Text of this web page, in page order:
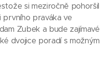
si meziročně pohoršil
prvního praváka ve
Zubek a bude zajímavé
dvojice poradí s možným